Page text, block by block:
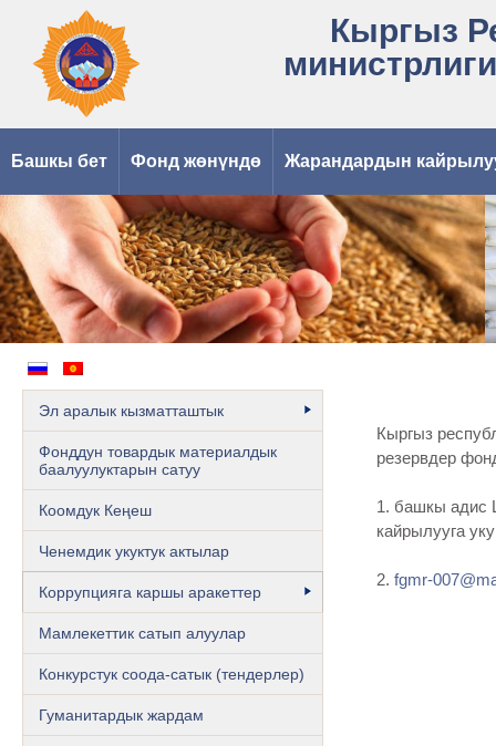
Кыргыз
Башкы бет Фонд жөнүндө Жарандардын
Мамлекеттик резервдин запастары – бул элдик кенч
Эл аралык кызматташтык
Фонддун товардык материалдык
баалуулуктарын сатуу
Коомдук Кеңеш
Ченемдик укуктук актылар
Коррупцияга каршы аракеттер
Мамлекеттик сатып алуулар
Конкурстук соода-сатык (тендерлер)
Гуманитардык жардам
Кыргыз
резервдер
1. башкы адис
кайрылууга
2. fgmr-